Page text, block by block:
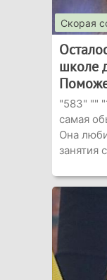
Скорая
школе
"583" ""
самая
Она
занятия